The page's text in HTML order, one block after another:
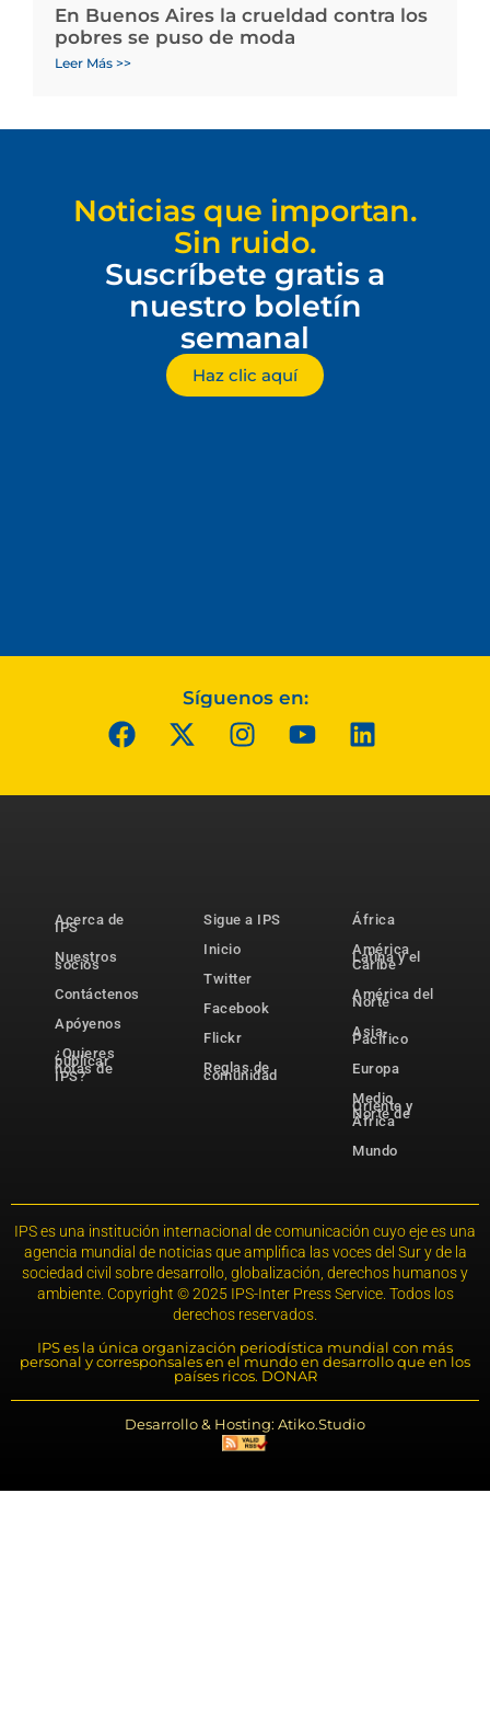
En Buenos Aires la crueldad contra los
pobres se puso de moda
Leer Más >>
Noticias que importan.
Sin ruido.
Suscríbete gratis a
nuestro boletín
semanal
Haz clic aquí
Síguenos en:
Acerca de
IPS
Nuestros
socios
Contáctenos
Apóyenos
¿Quieres
publicar
notas de
IPS?
Sigue a IPS
Inicio
Twitter
Facebook
Flickr
Reglas de
comunidad
África
América
Latina y el
Caribe
América del
Norte
Asia-
Pacífico
Europa
Medio
Oriente y
Norte de
África
Mundo
IPS es una institución internacional de comunicación cuyo eje es una
agencia mundial de noticias que amplifica las voces del Sur y de la
sociedad civil sobre desarrollo, globalización, derechos humanos y
ambiente. Copyright © 2025 IPS-Inter Press Service. Todos los
derechos reservados.
IPS es la única organización periodística mundial con más
personal y corresponsales en el mundo en desarrollo que en los
países ricos. DONAR
Desarrollo & Hosting: Atiko.Studio